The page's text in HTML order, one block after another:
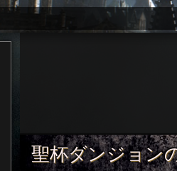
聖杯ダンジョン